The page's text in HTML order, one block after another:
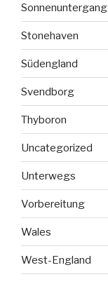
Sonnenuntergang
Stonehaven
Südengland
Svendborg
Thyboron
Uncategorized
Unterwegs
Vorbereitung
Wales
West-England